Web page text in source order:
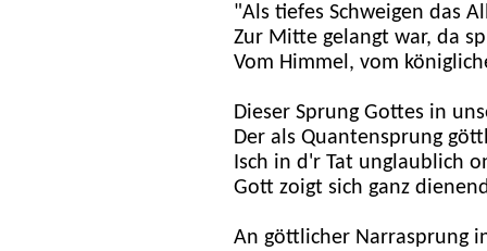
"Als tiefes Schweigen das
Zur Mitte gelangt war, da
Vom Himmel, vom
Dieser Sprung Gottes in
Der als Quantensprung
Isch in d'r Tat unglaublich
Gott zoigt sich ganz
An göttlicher Narrasprung